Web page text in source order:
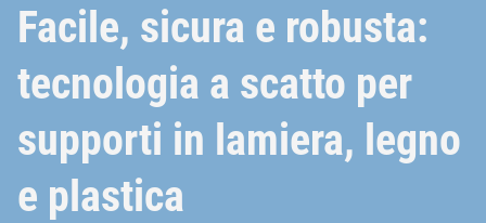
Facile, sicura e robusta:
tecnologia a scatto per
supporti in lamiera, legno
e plastica